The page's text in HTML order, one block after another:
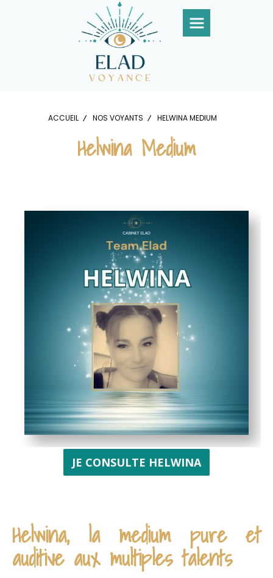
ACCUEIL NOS VOYANTS HELWINA MEDIUM
Helwina Medium
JE CONSULTE HELWINA
Helwina, la medium pure et
auditive aux multiples talents
Panneau de gestion des cookies